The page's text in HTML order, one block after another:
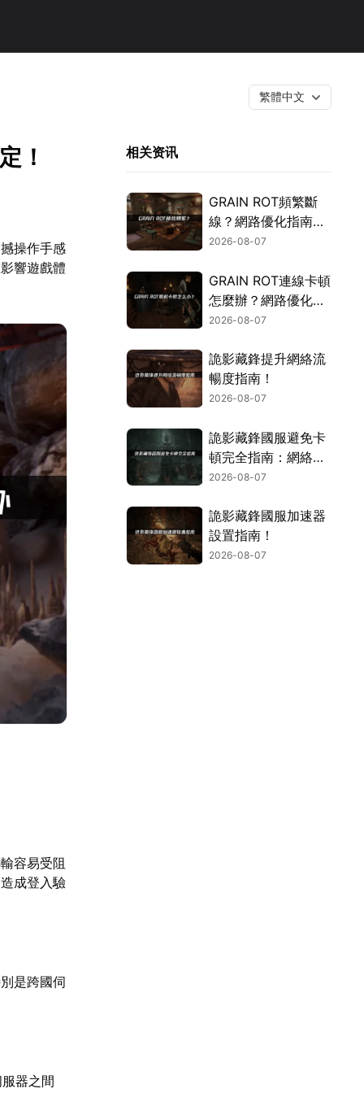
繁體中文
！
操作手感
響遊戲體
容易受阻
成登入驗
是跨國伺
器之間
相关资讯
GRAIN ROT頻繁斷
線？網路優化指南一
次搞定！
2026-08-07
GRAIN ROT連線卡頓
怎麼辦？網路優化這
樣解決！
2026-08-07
詭影藏鋒提升網絡流
暢度指南！
2026-08-07
詭影藏鋒國服避免卡
頓完全指南：網絡優
化與解決技巧！
2026-08-07
詭影藏鋒國服加速器
設置指南！
2026-08-07